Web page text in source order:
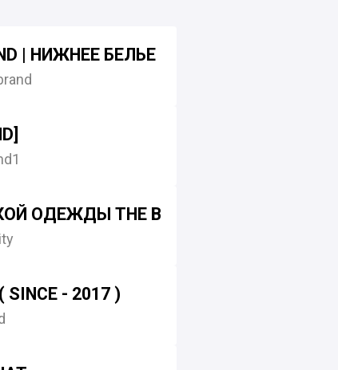
| НИЖНЕЕ БЕЛЬЕ | ОДЕЖДА
ОДЕЖДЫ THE BRAND CITY
SINCE - 2017 )